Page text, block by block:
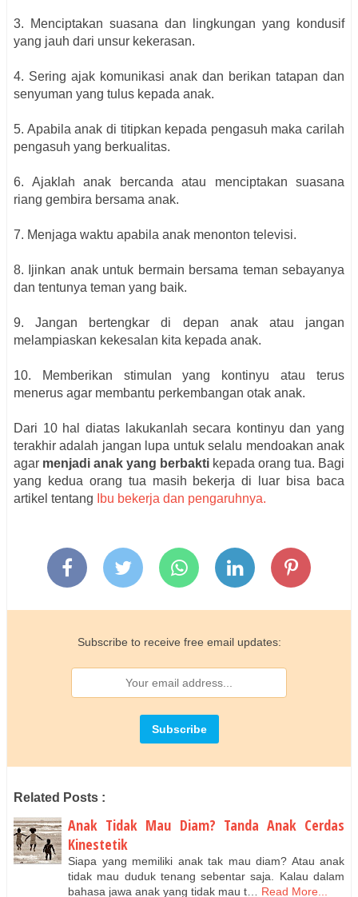
3. Menciptakan suasana dan lingkungan yang kondusif
yang jauh dari unsur kekerasan.
4. Sering ajak komunikasi anak dan berikan tatapan dan
senyuman yang tulus kepada anak.
5. Apabila anak di titipkan kepada pengasuh maka carilah
pengasuh yang berkualitas.
6. Ajaklah anak bercanda atau menciptakan suasana
riang gembira bersama anak.
7. Menjaga waktu apabila anak menonton televisi.
8. Ijinkan anak untuk bermain bersama teman sebayanya
dan tentunya teman yang baik.
9. Jangan bertengkar di depan anak atau jangan
melampiaskan kekesalan kita kepada anak.
10. Memberikan stimulan yang kontinyu atau terus
menerus agar membantu perkembangan otak anak.
Dari 10 hal diatas lakukanlah secara kontinyu dan yang
terakhir adalah jangan lupa untuk selalu mendoakan anak
agar menjadi anak yang berbakti kepada orang tua. Bagi
yang kedua orang tua masih bekerja di luar bisa baca
artikel tentang Ibu bekerja dan pengaruhnya.
Subscribe to receive free email updates:
Related Posts :
Anak Tidak Mau Diam? Tanda Anak Cerdas
Kinestetik
Siapa yang memiliki anak tak mau diam? Atau anak
tidak mau duduk tenang sebentar saja. Kalau dalam
bahasa jawa anak yang tidak mau t… Read More...